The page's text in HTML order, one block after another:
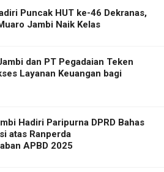
Puncak HUT ke-46 Dekranas,
Jambi Naik Kelas
dan PT Pegadaian Teken
Layanan Keuangan bagi
Hadiri Paripurna DPRD Bahas
atas Ranperda
APBD 2025